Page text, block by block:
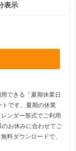
表示
できる「夏期休業日
です。夏期の休業
ンダー形式でご利用
お休みに合わせてご
料ダウンロードで、